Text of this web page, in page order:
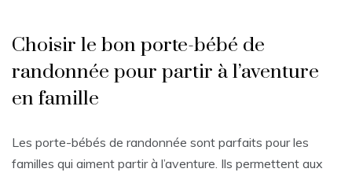
Choisir le bon porte-bébé de
randonnée pour partir à l’aventure
en famille
Les porte-bébés de randonnée sont parfaits pour les
familles qui aiment partir à l’aventure. Ils permettent aux